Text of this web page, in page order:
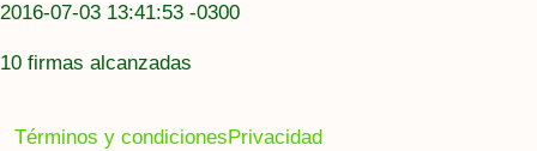
2016-07-03 13:41:53 -0300
10 firmas alcanzadas
Términos y condiciones Privacidad